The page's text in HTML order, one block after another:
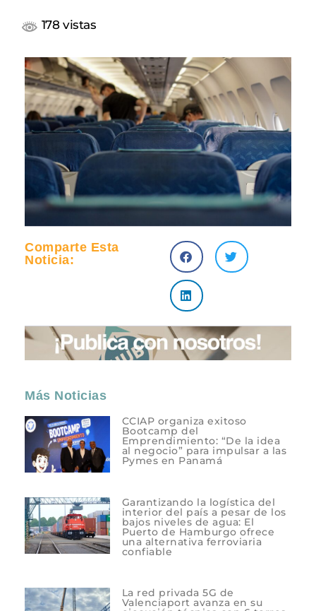
178 vistas
Comparte Esta
Noticia:
Más Noticias
CCIAP organiza exitoso
Bootcamp del
Emprendimiento: “De la idea
al negocio” para impulsar a las
Pymes en Panamá
Garantizando la logística del
interior del país a pesar de los
bajos niveles de agua: El
Puerto de Hamburgo ofrece
una alternativa ferroviaria
confiable
La red privada 5G de
Valenciaport avanza en su